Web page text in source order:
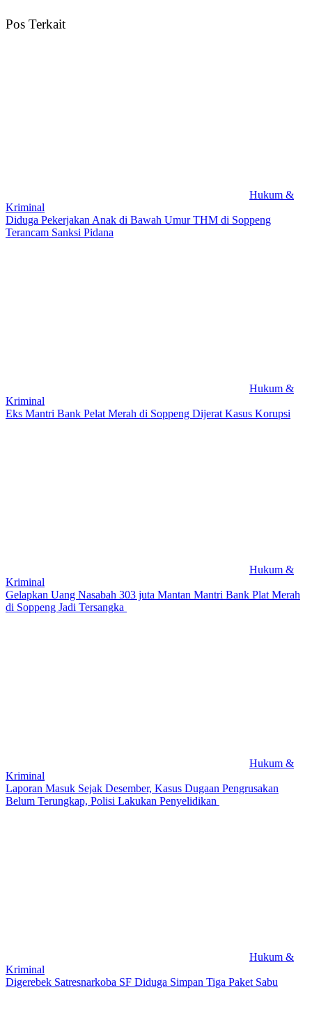
Pos Terkait
Hukum &
Kriminal
Diduga Pekerjakan Anak di Bawah Umur THM di Soppeng
Terancam Sanksi Pidana
Hukum &
Kriminal
Eks Mantri Bank Pelat Merah di Soppeng Dijerat Kasus Korupsi
Hukum &
Kriminal
Gelapkan Uang Nasabah 303 juta Mantan Mantri Bank Plat Merah
di Soppeng Jadi Tersangka
Hukum &
Kriminal
Laporan Masuk Sejak Desember, Kasus Dugaan Pengrusakan
Belum Terungkap, Polisi Lakukan Penyelidikan
Hukum &
Kriminal
Digerebek Satresnarkoba SF Diduga Simpan Tiga Paket Sabu